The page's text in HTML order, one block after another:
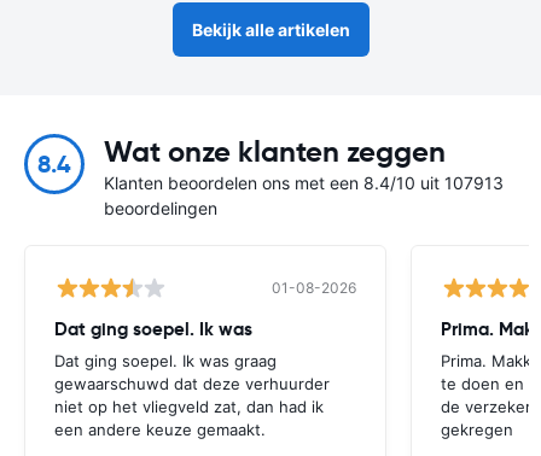
Bekijk alle artikelen
8.4 Wat onze klanten zeggen
Klanten beoordelen ons met een 8.4/10 uit 107913
beoordelingen
01-08-2026
Dat ging soepel. Ik was
Dat ging soepel. Ik was graag
gewaarschuwd dat deze verhuurder
niet op het vliegveld zat, dan had ik
een andere keuze gemaakt.
Prima.
Prima.
te doen en
de
gekregen